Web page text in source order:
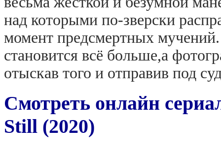
над которыми по-зверски
момент предсмертных
становится всё больше,а
отыскав того и отправив под
Смотреть онлайн
Still (2020)